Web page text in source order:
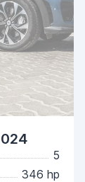
5
346 hp